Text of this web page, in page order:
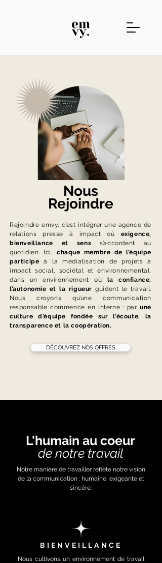
Nous
Rejoindre
Rejoindre emvy, c’est intégrer une agence de
relations presse à impact où exigence,
bienveillance et senss’accordent au
quotidien. Ici, chaque membre de l’équipe
participe à la médiatisation de projets à
impact social, sociétal et environnemental,
dans un environnement où la confiance,
l’autonomie et la rigueur guident le travail.
Nous croyons qu’une communication
responsable commence en interne : parune
culture d’équipe fondée sur l’écoute, la
transparence et la coopération.
DÉCOUVREZ NOS OFFRES
L'humain au coeur
de notre travail
Notre manière de travailler reflète notre vision
de la communication : humaine, exigeante et
sincère.
BIENVEILLANCE
Nous cultivons un environnement de travail